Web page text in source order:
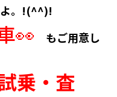
よ。!(^^)!
👀
もご用意し
乗・査